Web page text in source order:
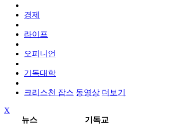
경제
라이프
오피니언
기독대학
크리스천 잡스 동영상 더보기
X
뉴스
기독교